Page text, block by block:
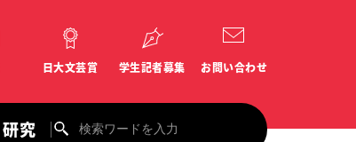
日大文芸賞 学生記者募集 お問い合わせ
研究